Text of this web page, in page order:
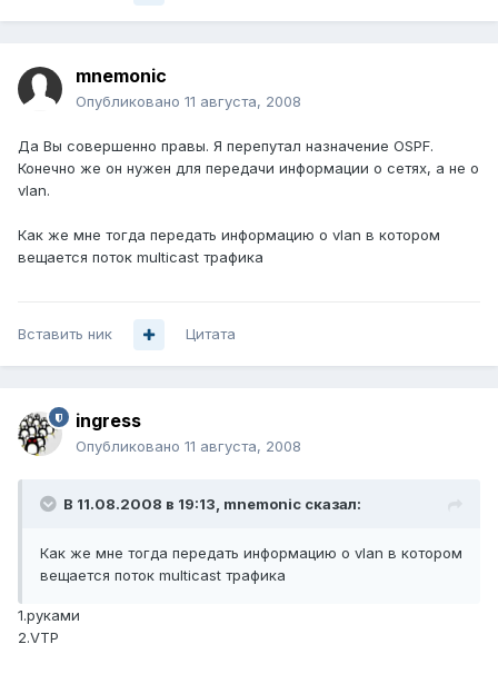
mnemonic
Опубликовано 11 августа, 2008
Да Вы совершенно правы. Я перепутал назначение OSPF.
Конечно же он нужен для передачи информации о сетях, а не о
vlan.
Как же мне тогда передать информацию о vlan в котором
вещается поток multicast трафика
Вставить ник Цитата
ingress
Опубликовано 11 августа, 2008
В 11.08.2008 в 19:13, mnemonic сказал:
Как же мне тогда передать информацию о vlan в котором
вещается поток multicast трафика
1.руками
2.VTP